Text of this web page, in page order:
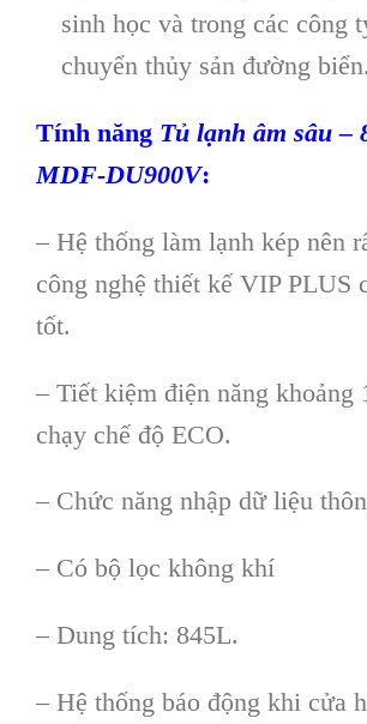
sinh học và trong các công
chuyển thủy sản đường biển.
Tính năng Tủ lạnh âm sâu –
MDF-DU900V:
– Hệ thống làm lạnh kép nên
công nghệ thiết kế VIP PLUS
tốt.
– Tiết kiệm điện năng khoảng
chạy chế độ ECO.
– Chức năng nhập dữ liệu
– Có bộ lọc không khí
– Dung tích: 845L.
– Hệ thống báo động khi cửa